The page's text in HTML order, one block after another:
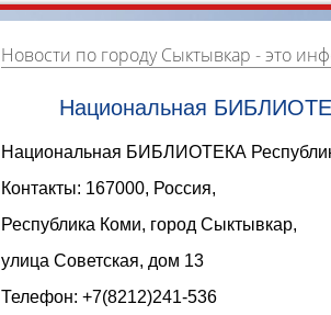
Новости по городу Сыктывкар - это информация о событиях, мероприятиях и торгово-
Национальная
Национальная БИБЛИОТЕКА
Контакты: 167000, Россия,
Республика Коми, город Сыктывкар,
улица Советская, дом 13
Телефон: +7(8212)241-536